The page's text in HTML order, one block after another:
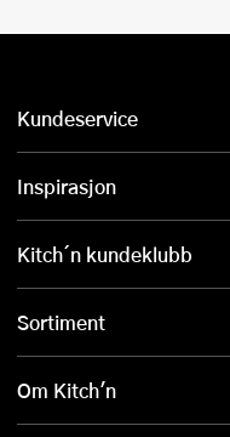
Kundeservice
Inspirasjon
Kitch´n kundeklubb
Sortiment
Om Kitch'n